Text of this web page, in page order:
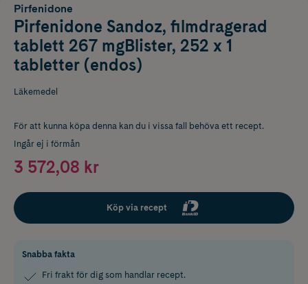
Pirfenidone
Pirfenidone Sandoz, filmdragerad
tablett 267 mgBlister, 252 x 1
tabletter (endos)
Läkemedel
För att kunna köpa denna kan du i vissa fall behöva ett recept.
Ingår ej i förmån
3 572,08 kr
Köp via recept
Snabba fakta
Fri frakt för dig som handlar recept.